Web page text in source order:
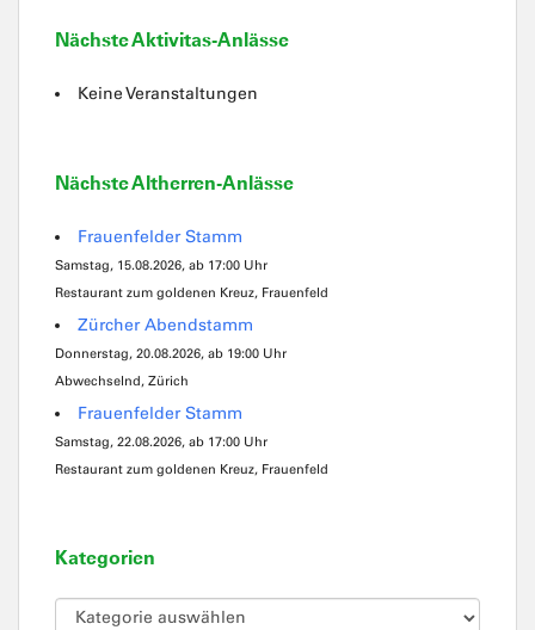
Nächste Aktivitas-Anlässe
Keine Veranstaltungen
Nächste Altherren-Anlässe
Frauenfelder Stamm
Samstag, 15.08.2026, ab 17:00 Uhr
Restaurant zum goldenen Kreuz, Frauenfeld
Zürcher Abendstamm
Donnerstag, 20.08.2026, ab 19:00 Uhr
Abwechselnd, Zürich
Frauenfelder Stamm
Samstag, 22.08.2026, ab 17:00 Uhr
Restaurant zum goldenen Kreuz, Frauenfeld
Kategorien
Kategorien